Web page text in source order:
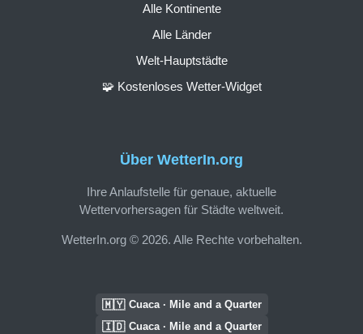
Über WetterIn.org
Ihre Anlaufstelle für genaue, aktuelle
Wettervorhersagen für Städte weltweit.
WetterIn.org © 2026. Alle Rechte vorbehalten.
Alle Kontinente
Alle Länder
Welt-Hauptstädte
🧩 Kostenloses Wetter-Widget
🇲🇾 Cuaca · Mile and a Quarter
🇮🇩 Cuaca · Mile and a Quarter